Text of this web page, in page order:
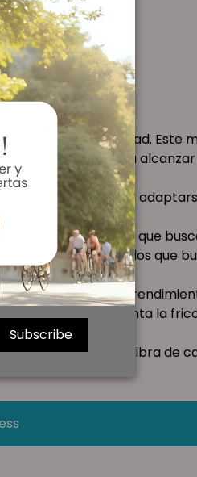
de alta calidad. Este
que te ayudará a
está diseñado para
para aquellos que
opción para aquellos que
garantiza un
frenos que aumenta la
modernas.
Este manillar de fibra de
Subscribe